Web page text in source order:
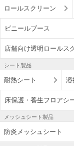
ロールスクリーン
ビニールブース
店舗向け透明ロールス
シート製品
耐熱シート 溶
床保護・養生フロアシ
メッシュシート製品
防炎メッシュシート